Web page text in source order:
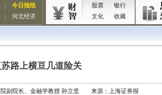
路上横亘几道险关
副院长、金融学教授 孙立坚 来源：上海证券报